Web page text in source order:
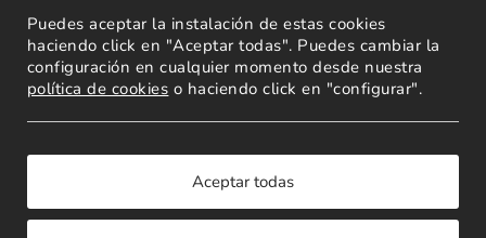
Powered by
Puedes aceptar la instalación de estas cookies
haciendo click en "Aceptar todas". Puedes cambiar la
configuración en cualquier momento desde nuestra
política de cookies o haciendo click en "configurar".